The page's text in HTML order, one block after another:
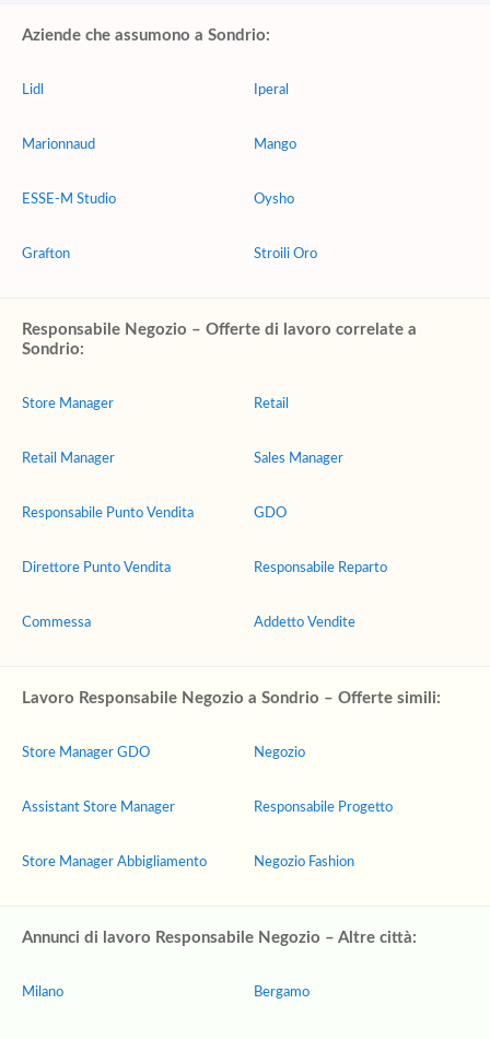
Aziende che assumono a Sondrio:
Lidl
Marionnaud
ESSE-M Studio
Grafton
Iperal
Mango
Oysho
Stroili Oro
Responsabile Negozio – Offerte di lavoro correlate a
Sondrio:
Store Manager
Retail Manager
Responsabile Punto Vendita
Direttore Punto Vendita
Commessa
Retail
Sales Manager
GDO
Responsabile Reparto
Addetto Vendite
Lavoro Responsabile Negozio a Sondrio – Offerte simili:
Store Manager GDO
Assistant Store Manager
Store Manager Abbigliamento
Negozio
Responsabile Progetto
Negozio Fashion
Annunci di lavoro Responsabile Negozio – Altre città:
Milano Bergamo